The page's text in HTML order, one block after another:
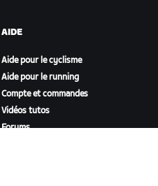
AIDE
Aide pour le cyclisme
Aide pour le running
Compte et commandes
Vidéos tutos
Forums